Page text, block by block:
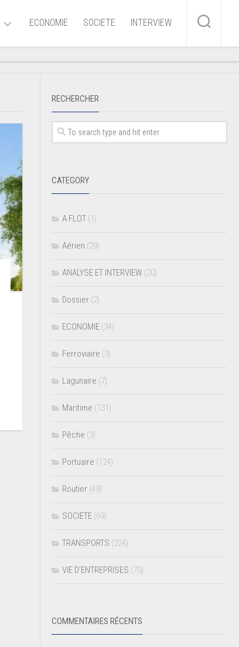
ECONOMIE SOCIETE INTERVIEW
RECHERCHER
CATEGORY
A FLOT (1)
Aérien (29)
ANALYSE ET INTERVIEW (20)
Dossier (2)
ECONOMIE (34)
Ferroviaire (3)
Lagunaire (7)
Maritime (131)
Pêche (3)
Portuaire (124)
Routier (49)
SOCIETE (69)
TRANSPORTS (224)
VIE D’ENTREPRISES (70)
COMMENTAIRES RÉCENTS